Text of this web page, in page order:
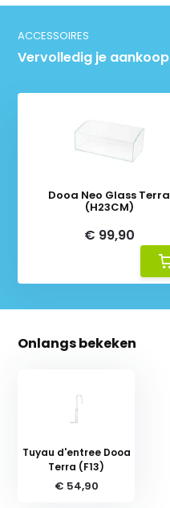
ACCESSOIRES
Vervolledig je aankoop
Dooa Neo Glass Terra
(H23CM)
€ 99,90
Onlangs bekeken
Tuyau d'entree Dooa
Terra (F13)
€ 54,90